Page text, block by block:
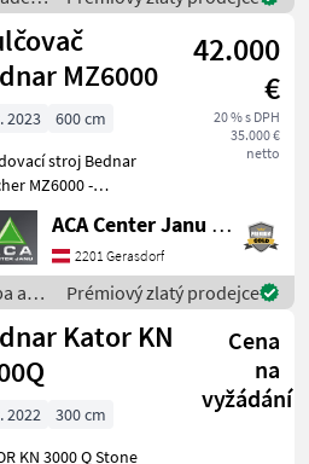
Durchmesser,
System,
/
MZ6000
42.000
€
20 % s DPH
35.000 €
netto
2023
600 cm
stroj Bednar
MZ6000 -
oja so 40 mm
okom - Chôdza os -
na kukuricu a trávu -
dosky pre vonkajšie
- Protinož
ACA Center Janu GmbH
2201 Gerasdorf
a
Prémiový zlatý prodejce
Kator KN
Cena
na
vyžádání
2022
300 cm
KN 3000 Q Stone